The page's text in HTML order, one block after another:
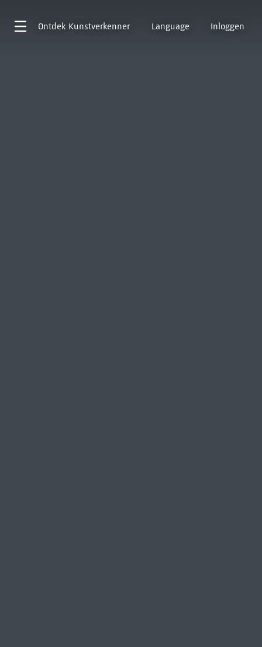
Ontdek Kunstverkenner Language Inloggen